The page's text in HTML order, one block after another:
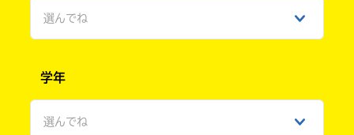
選んでね
ひみつ
学年
選んでね